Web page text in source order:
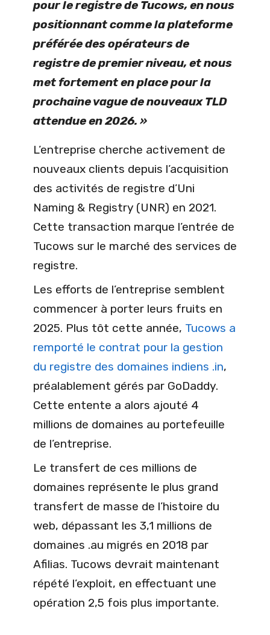
pour le registre de Tucows, en nous
positionnant comme la plateforme
préférée des opérateurs de
registre de premier niveau, et nous
met fortement en place pour la
prochaine vague de nouveaux TLD
attendue en 2026. »
L’entreprise cherche activement de
nouveaux clients depuis l’acquisition
des activités de registre d’Uni
Naming & Registry (UNR) en 2021.
Cette transaction marque l’entrée de
Tucows sur le marché des services de
registre.
Les efforts de l’entreprise semblent
commencer à porter leurs fruits en
2025. Plus tôt cette année, Tucows a
remporté le contrat pour la gestion
du registre des domaines indiens .in,
préalablement gérés par GoDaddy.
Cette entente a alors ajouté 4
millions de domaines au portefeuille
de l’entreprise.
Le transfert de ces millions de
domaines représente le plus grand
transfert de masse de l’histoire du
web, dépassant les 3,1 millions de
domaines .au migrés en 2018 par
Afilias. Tucows devrait maintenant
répété l’exploit, en effectuant une
opération 2,5 fois plus importante.